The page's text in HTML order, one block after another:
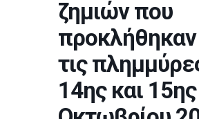
ζημιών που
τις
14ης και 15ης